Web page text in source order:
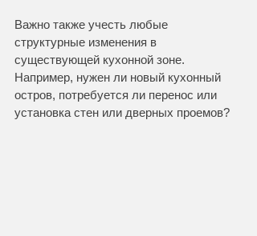
Важно также учесть любые
структурные изменения в
существующей кухонной зоне.
Например, нужен ли новый кухонный
остров, потребуется ли перенос или
установка стен или дверных проемов?